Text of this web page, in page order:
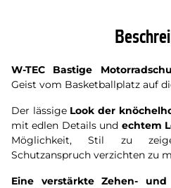
W-TEC Bastige
Geist vom Basketballplatz auf
Der lässigeLook der
mit edlen Details und echtem
Möglichkeit, Stil zu
Schutzanspruch verzichten zu
Eine verstärkte Zehen-